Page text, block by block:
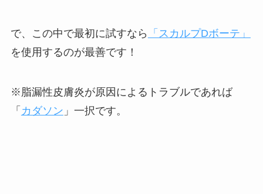
で、この中で最初に試すなら
「スカルプDボーテ」
を使用するのが最善です！
※脂漏性皮膚炎が原因によるトラブルであれば
「 カダソン 」一択です。